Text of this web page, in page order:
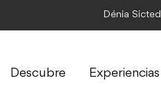
Dénia Sicted
Descubre Experiencias